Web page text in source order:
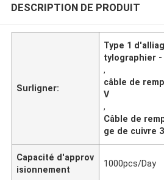
DESCRIPTION DE PRODUIT
Surligner:
Type 1
tylographier -
,
câble de
V
,
Câble de
ge de cuivre
Capacité d'approv
isionnement
1000pcs/Day